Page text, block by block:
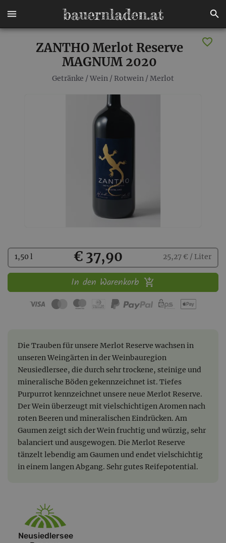
ZANTHO Merlot Reserve
MAGNUM 2020
Getränke / Wein / Rotwein / Merlot
Kaufen
1,50 l € 37,90 25,27 € / Liter
In den Warenkorb
Die Trauben für unsere Merlot Reserve wachsen in
unseren Weingärten in der Weinbauregion
Neusiedlersee, die durch sehr trockene, steinige und
mineralische Böden gekennzeichnet ist. Tiefes
Purpurrot kennzeichnet unsere neue Merlot Reserve.
Der Wein überzeugt mit vielschichtigen Aromen nach
roten Beeren und mineralischen Eindrücken. Am
Gaumen zeigt sich der Wein fruchtig und würzig, sehr
balanciert und ausgewogen. Die Merlot Reserve
tänzelt lebendig am Gaumen und endet vielschichtig
in einem langen Abgang. Sehr gutes Reifepotential.
Neusiedlersee